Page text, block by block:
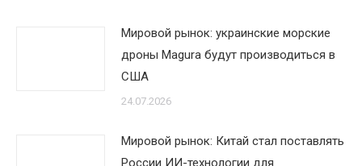
Мировой рынок: украинские морские
дроны Magura будут производиться в
США
24.07.2026
Мировой рынок: Китай стал поставлять
России ИИ-технологии для